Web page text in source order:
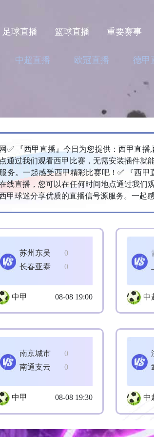
足球直播 篮球直播 重要赛事
中超直播 欧冠直播 德甲
✅ 『西甲直播』今日为您提供：西甲直
通过我们观看西甲比赛，无需安装插件就
务。一起感受西甲精彩比赛吧！✅ 『西
线直播，您可以在任何时间地点通过我们
甲球迷分享优质的直播信号源服务。一起
0
苏州东吴
0
长春亚泰
中甲 08-08 19:00 中
0
南京城市
0
南通支云
中甲 08-08 19:30 中